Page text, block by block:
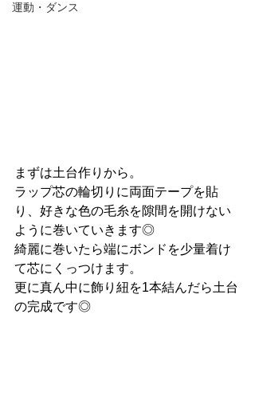
運動・ダンス
まずは土台作りから。
ラップ芯の輪切りに両面テープを貼
り、好きな色の毛糸を隙間を開けない
ように巻いていきます◎
綺麗に巻いたら端にボンドを少量着け
て芯にくっつけます。
更に真ん中に飾り紐を1本結んだら土台
の完成です◎